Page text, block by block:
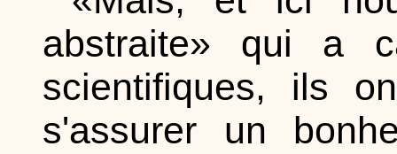
abstraite» qui a
scientifiques, ils
s'assurer un